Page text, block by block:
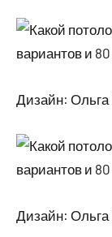
Дизайн:
Дизайн: